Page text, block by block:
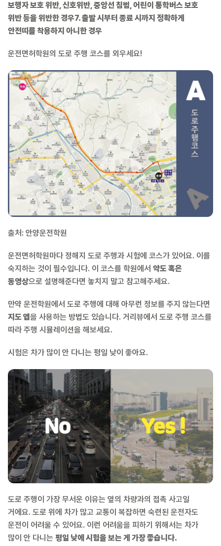
보행자 보호 위반, 신호위반, 중앙선 침범, 어린이 통학버스 보호
위반 등을 위반한 경우7. 출발 시부터 종료 시까지 정확하게
안전띠를 착용하지 아니한 경우
운전면허학원의 도로 주행 코스를 외우세요!
출처: 안양운전학원
운전면허학원마다 정해지 도로 주행과 시험에 코스가 있어요. 이를
숙지하는 것이 필수입니다. 이 코스를 학원에서 약도 혹은
동영상으로 설명해준다면 놓치지 말고 참고해주세요.
만약 운전학원에서 도로 주행에 대해 아무런 정보를 주지 않는다면
지도 앱을 사용하는 방법도 있습니다. 거리뷰에서 도로 주행 코스를
따라 주행 시뮬레이션을 해보세요.
시험은 차가 많이 안 다니는 평일 낮이 좋아요.
도로 주행이 가장 무서운 이유는 옆의 차량과의 접촉 사고일
거에요. 도로 위에 차가 많고 교통이 복잡하면 숙련된 운전자도
운전이 어려울 수 있어요. 이런 어려움을 피하기 위해서는 차가
많이 안 다니는 평일 낮에 시험을 보는 게 가장 좋습니다.